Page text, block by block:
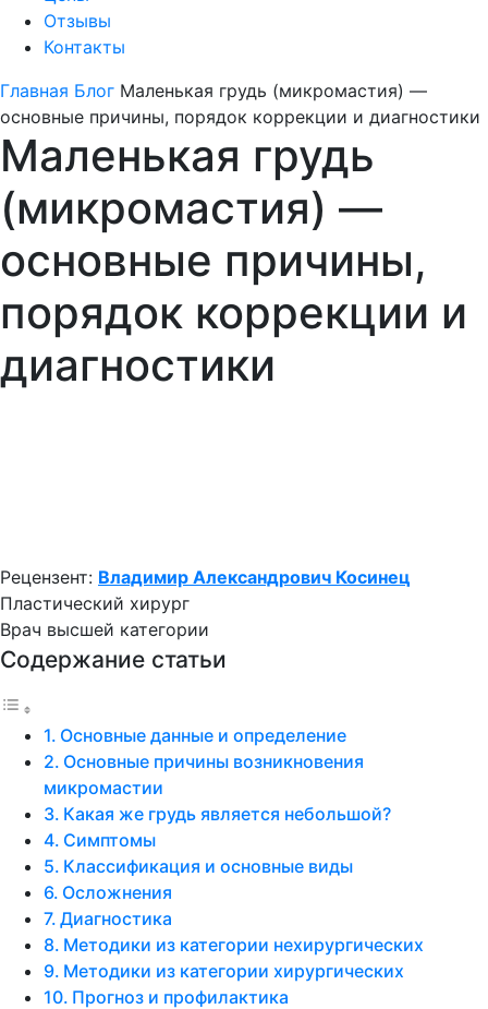
Отзывы
Контакты
Главная Блог Маленькая грудь (микромастия) —
основные причины, порядок коррекции и диагностики
Маленькая грудь
(микромастия) —
основные причины,
порядок коррекции и
диагностики
Рецензент: Владимир Александрович Косинец
Пластический хирург
Врач высшей категории
Содержание статьи
Основные данные и определение
Основные причины возникновения
микромастии
Какая же грудь является небольшой?
Симптомы
Классификация и основные виды
Осложнения
Диагностика
Методики из категории нехирургических
Методики из категории хирургических
Прогноз и профилактика